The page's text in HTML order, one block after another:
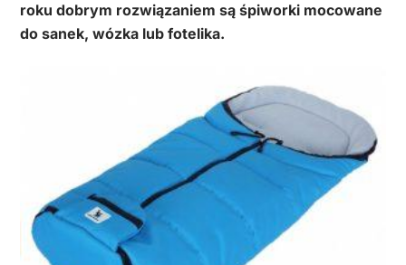
roku dobrym rozwiązaniem są śpiworki mocowane
do sanek, wózka lub fotelika.